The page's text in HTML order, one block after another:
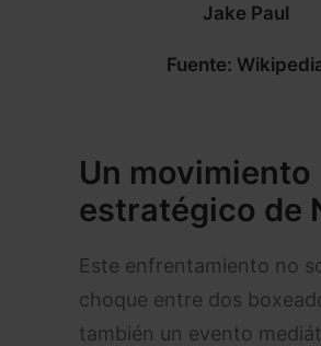
Jake Paul
Fuente:
Un movimiento
estratégico de
Este enfrentamiento no
choque entre dos
también un evento